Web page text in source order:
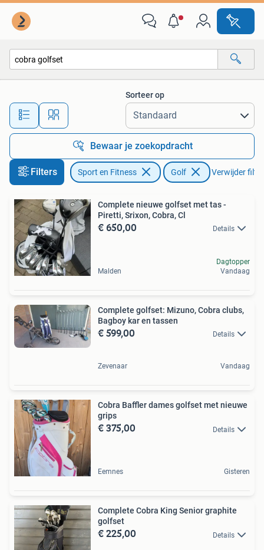
Alle afstanden…
Sorteer op
Bewaar je zoekopdracht
Filters Sport en Fitness Golf Verwijder
Complete nieuwe golfset met tas -
Piretti, Srixon, Cobra, Cl
€ 650,00 Details
Malden
Dagtopper
Vandaag
Complete golfset: Mizuno, Cobra clubs,
Bagboy kar en tassen
€ 599,00 Details
Zevenaar Vandaag
Cobra Baffler dames golfset met nieuwe
grips
€ 375,00 Details
Eemnes Gisteren
Complete Cobra King Senior graphite
golfset
€ 225,00 Details